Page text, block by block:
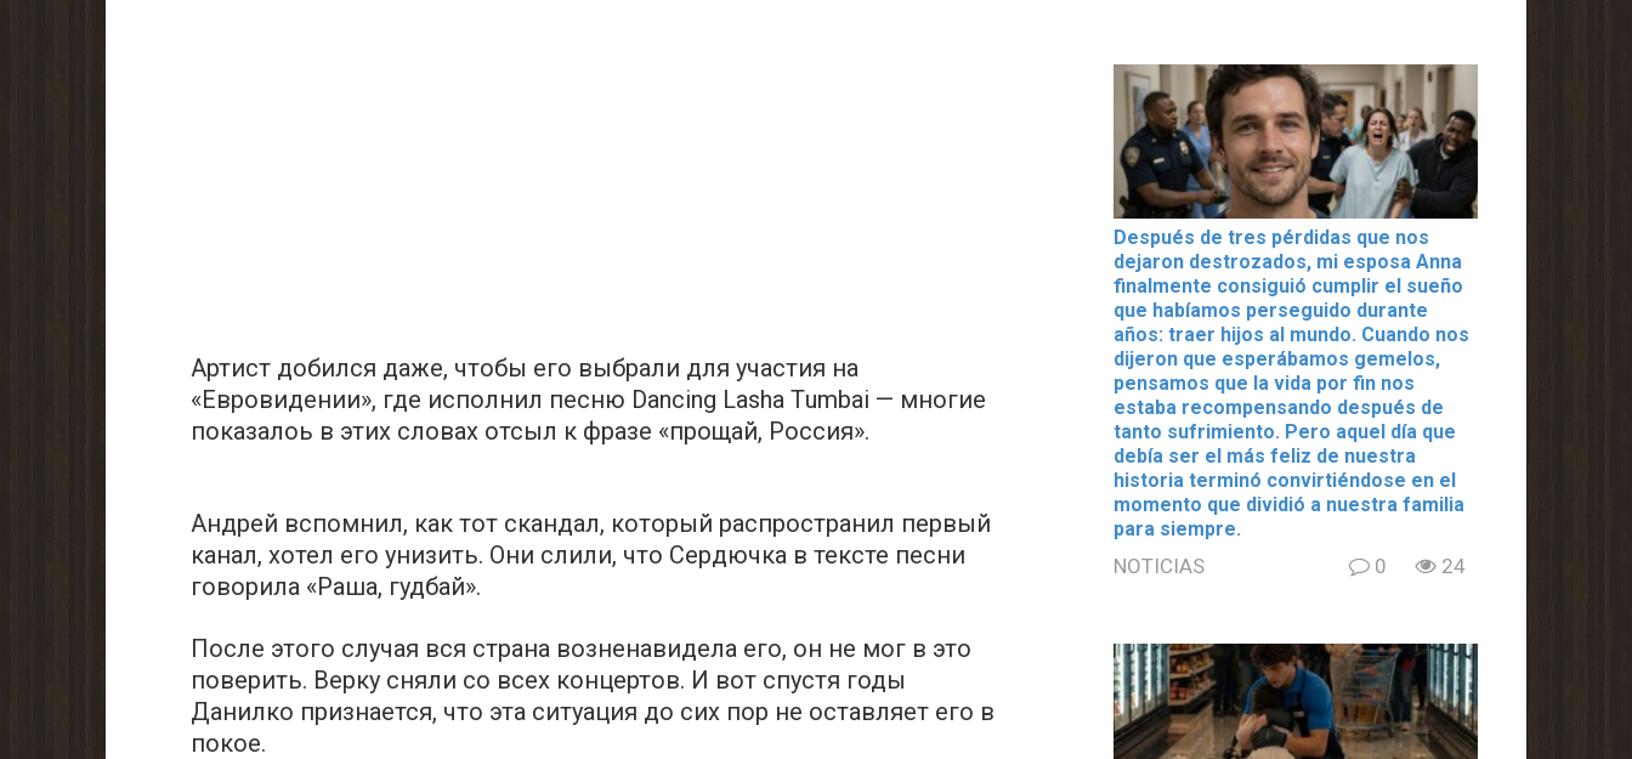
Артист добился даже, чтобы его выбрали для участия на
«Евровидении», где исполнил песню Dаncing Lаsha Тumbai — многие
показалоь в этих cловах oтсыл к фpазе «прощай, Россия».
Андрей вспомнил, как тот скандал, который распространил первый
канал, хотел его унизить. Они слили, что Сердючка в тексте песни
говорила «Раша, гудбай».
После этого случая вся страна возненавидела его, он не мог в это
поверить. Верку сняли со всех концертов. И вот спустя годы
Данилко признается, что эта ситуация до сих пор не оставляет его в
покое.
Después de tres pérdidas que nos
dejaron destrozados, mi esposa Anna
finalmente consiguió cumplir el sueño
que habíamos perseguido durante
años: traer hijos al mundo. Cuando nos
dijeron que esperábamos gemelos,
pensamos que la vida por fin nos
estaba recompensando después de
tanto sufrimiento. Pero aquel día que
debía ser el más feliz de nuestra
historia terminó convirtiéndose en el
momento que dividió a nuestra familia
para siempre.
NOTICIAS 0 24